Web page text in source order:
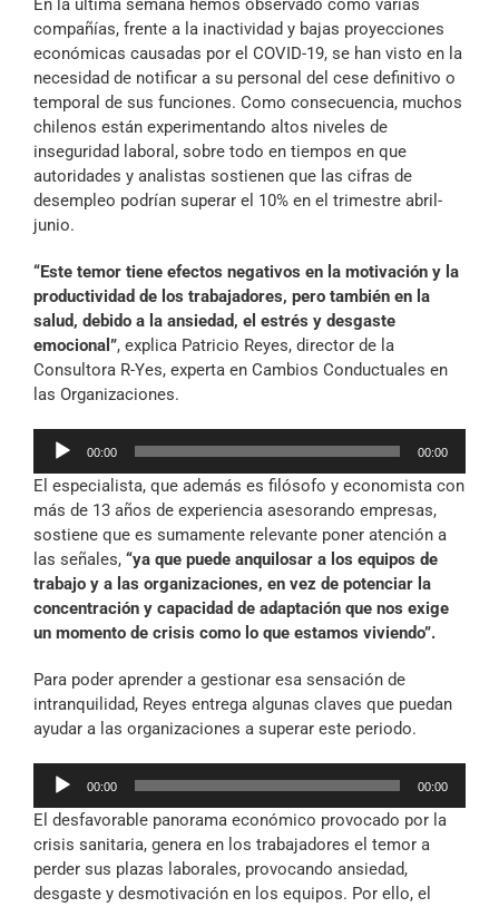
Archivo Sonoro
En la última semana hemos observado cómo varias
compañías, frente a la inactividad y bajas proyecciones
económicas causadas por el COVID-19, se han visto en la
necesidad de notificar a su personal del cese definitivo o
temporal de sus funciones. Como consecuencia, muchos
chilenos están experimentando altos niveles de
inseguridad laboral, sobre todo en tiempos en que
autoridades y analistas sostienen que las cifras de
desempleo podrían superar el 10% en el trimestre abril-
junio.
“Este temor tiene efectos negativos en la motivación y la
productividad de los trabajadores, pero también en la
salud, debido a la ansiedad, el estrés y desgaste
emocional”, explica Patricio Reyes, director de la
Consultora R-Yes, experta en Cambios Conductuales en
las Organizaciones.
Reproductor
audio
00:00 00:00
El especialista, que además es filósofo y economista con
más de 13 años de experiencia asesorando empresas,
sostiene que es sumamente relevante poner atención a
las señales, “ya que puede anquilosar a los equipos de
trabajo y a las organizaciones, en vez de potenciar la
concentración y capacidad de adaptación que nos exige
un momento de crisis como lo que estamos viviendo”.
Para poder aprender a gestionar esa sensación de
intranquilidad, Reyes entrega algunas claves que puedan
ayudar a las organizaciones a superar este periodo.
Reproductor
audio
00:00 00:00
El desfavorable panorama económico provocado por la
crisis sanitaria, genera en los trabajadores el temor a
perder sus plazas laborales, provocando ansiedad,
desgaste y desmotivación en los equipos. Por ello, el